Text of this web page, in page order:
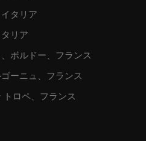
タリア
リア
ボルドー、フランス
ーニュ、フランス
トロペ、フランス